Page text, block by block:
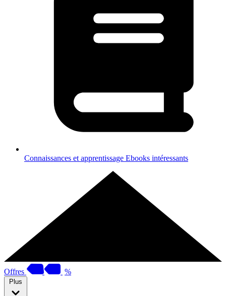
Connaissances et apprentissage Ebooks intéressants
Offres %
Plus